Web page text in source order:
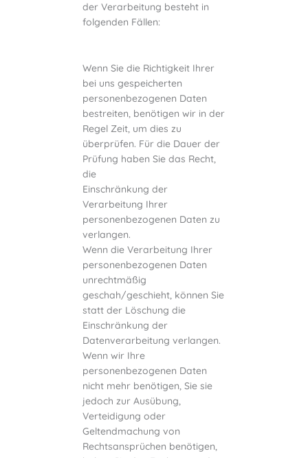
der Verarbeitung besteht in
folgenden Fällen:
Wenn Sie die Richtigkeit Ihrer
bei uns gespeicherten
personenbezogenen Daten
bestreiten, benötigen wir in der
Regel Zeit, um dies zu
überprüfen. Für die Dauer der
Prüfung haben Sie das Recht,
die
Einschränkung der
Verarbeitung Ihrer
personenbezogenen Daten zu
verlangen.
Wenn die Verarbeitung Ihrer
personenbezogenen Daten
unrechtmäßig
geschah/geschieht, können Sie
statt der Löschung die
Einschränkung der
Datenverarbeitung verlangen.
Wenn wir Ihre
personenbezogenen Daten
nicht mehr benötigen, Sie sie
jedoch zur Ausübung,
Verteidigung oder
Geltendmachung von
Rechtsansprüchen benötigen,